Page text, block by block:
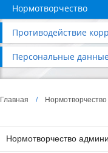
Нормотворчество
Противодействие
Персональные
Главная / Нормотворчество
Нормотворчество